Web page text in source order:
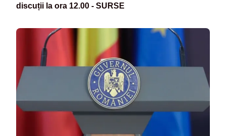
discuții la ora 12.00 - SURSE